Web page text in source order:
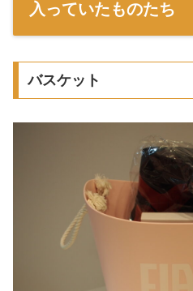
入っていたものたち
バスケット